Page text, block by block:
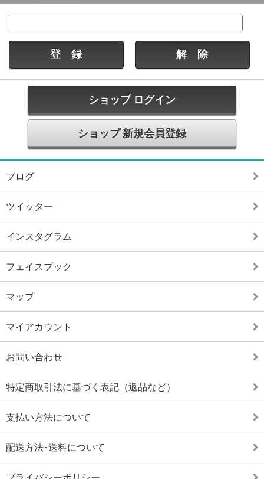
ショップ ログイン
ショップ 新規会員登録
ブログ
ツイッター
インスタグラム
フェイスブック
マップ
マイアカウント
お問い合わせ
特定商取引法に基づく表記（返品など）
支払い方法について
配送方法･送料について